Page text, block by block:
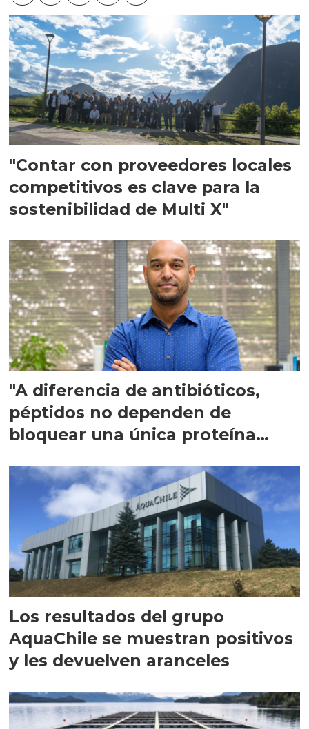
"Contar con proveedores locales
competitivos es clave para la
sostenibilidad de Multi X"
"A diferencia de antibióticos,
péptidos no dependen de
bloquear una única proteína
Los resultados del grupo
AquaChile se muestran positivos
y les devuelven aranceles